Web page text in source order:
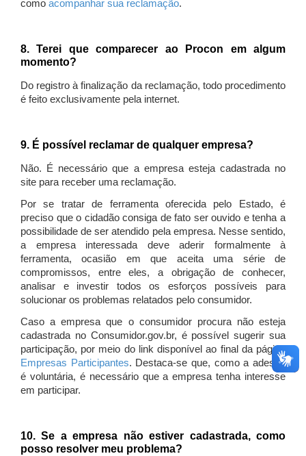
como acompanhar sua reclamação.
8. Terei que comparecer ao Procon em algum
momento?
Do registro à finalização da reclamação, todo procedimento
é feito exclusivamente pela internet.
9. É possível reclamar de qualquer empresa?
Não. É necessário que a empresa esteja cadastrada no
site para receber uma reclamação.
Por se tratar de ferramenta oferecida pelo Estado, é
preciso que o cidadão consiga de fato ser ouvido e tenha a
possibilidade de ser atendido pela empresa. Nesse sentido,
a empresa interessada deve aderir formalmente à
ferramenta, ocasião em que aceita uma série de
compromissos, entre eles, a obrigação de conhecer,
analisar e investir todos os esforços possíveis para
solucionar os problemas relatados pelo consumidor.
Caso a empresa que o consumidor procura não esteja
cadastrada no Consumidor.gov.br, é possível sugerir sua
participação, por meio do link disponível ao final da página
Empresas Participantes. Destaca-se que, como a adesão
é voluntária, é necessário que a empresa tenha interesse
em participar.
10. Se a empresa não estiver cadastrada, como
posso resolver meu problema?